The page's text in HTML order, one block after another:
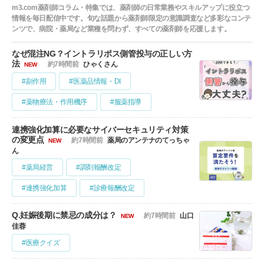
m3.com薬剤師コラム・特集では、薬剤師の日常業務やスキルアップに役立つ
情報を毎日配信中です。旬な話題から薬剤師限定の意識調査など多彩なコンテ
ンツで、病院・薬局など業種を問わず、すべての薬剤師を応援します。
なぜ混注NG？イントラリポス側管投与の正しい方
法
NEW 約7時間前 ひゃくさん
#副作用 #医薬品情報・DI
#薬物療法・作用機序 #服薬指導
連携強化加算に必要なサイバーセキュリティ対策
の変更点
NEW 約7時間前 薬局のアンテナのてっちゃ
ん
#薬局経営
#調剤報酬改定
#連携強化加算 #診療報酬改定
Q.妊娠後期に禁忌の成分は？ NEW 約7時間前 山口
佳蓉
#医療クイズ